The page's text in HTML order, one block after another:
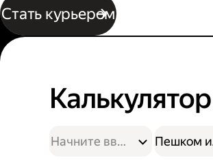
Стать курьером
Калькулятор
Пешком